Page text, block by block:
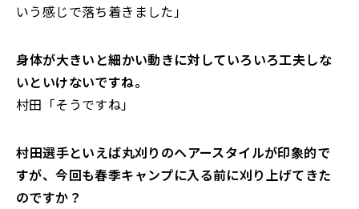
いう感じで落ち着きました」
――身体が大きいと細かい動きに対していろいろ工夫しな
いといけないですね。
村田「そうですね」
――村田選手といえば丸刈りのヘアースタイルが印象的で
すが、今回も春季キャンプに入る前に刈り上げてきた
のですか？